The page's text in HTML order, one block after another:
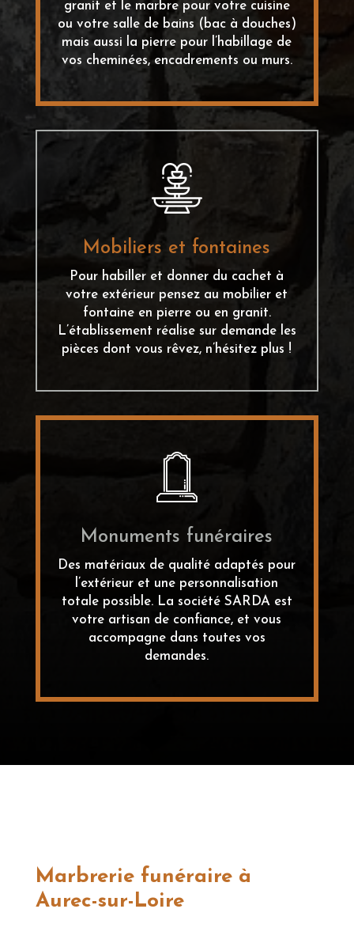
granit et le marbre pour votre cuisine
ou votre salle de bains (bac à douches)
mais aussi la pierre pour l’habillage de
vos cheminées, encadrements ou murs.
Mobiliers et fontaines
Pour habiller et donner du cachet à
votre extérieur pensez au mobilier et
fontaine en pierre ou en granit.
L’établissement réalise sur demande les
pièces dont vous rêvez, n’hésitez plus !
Monuments funéraires
Des matériaux de qualité adaptés pour
l’extérieur et une personnalisation
totale possible. La société SARDA est
votre artisan de confiance, et vous
accompagne dans toutes vos
demandes.
Marbrerie funéraire à
Aurec-sur-Loire